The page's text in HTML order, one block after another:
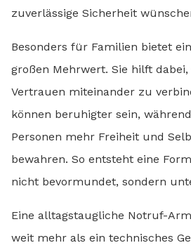
zuverlässige Sicherheit
Besonders für Familien bietet
großen Mehrwert. Sie hilft
Vertrauen miteinander zu
können beruhigter sein,
Personen mehr Freiheit und
bewahren. So entsteht eine
nicht bevormundet, sondern
Eine alltagstaugliche Notruf-
weit mehr als ein technisches